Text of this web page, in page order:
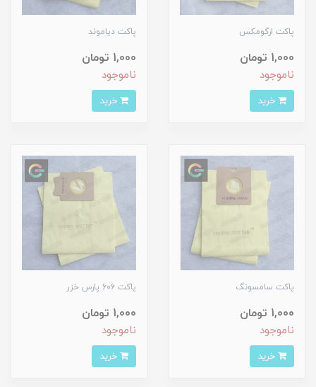
پاکت ارگومکس
1,000 تومان
ناموجود
پاکت دیاموند
1,000 تومان
ناموجود
پاکت سامسونگ
1,000 تومان
ناموجود
پاکت 606 پارس خزر
1,000 تومان
ناموجود